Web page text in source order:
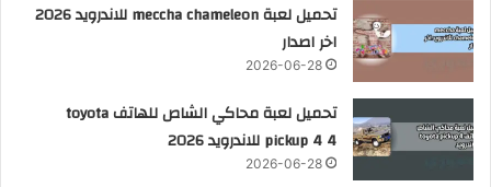
تحميل لعبة meccha chameleon للاندرويد 2026
اخر اصدار
2026-06-28
تحميل لعبة محاكي الشاص للهاتف toyota
pickup 4 4 للاندرويد 2026
2026-06-28